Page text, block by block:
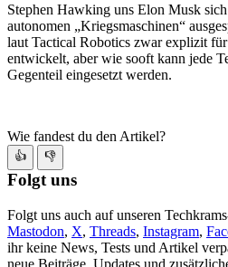
Stephen Hawking uns Elon Musk
autonomen „Kriegsmaschinen“
laut Tactical Robotics zwar explizit
entwickelt, aber wie sooft kann jede
Gegenteil eingesetzt werden.
Wie fandest du den Artikel?
👍 👎
Folgt uns
Folgt uns auch auf unseren
Mastodon, X, Threads, Instagram,
ihr keine News, Tests und Artikel